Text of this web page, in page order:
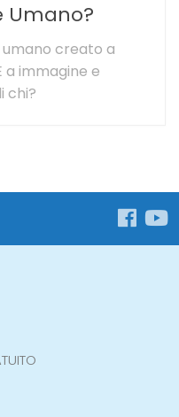
Umano?
creato a
a immagine e
chi?